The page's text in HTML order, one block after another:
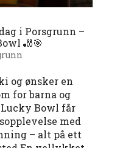
i Porsgrunn –
🎳🎯
og ønsker en
for barna og
Bowl får
med
– alt på ett